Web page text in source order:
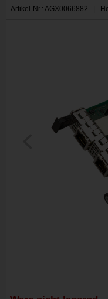
Artikel-Nr.: AGX0066882 |